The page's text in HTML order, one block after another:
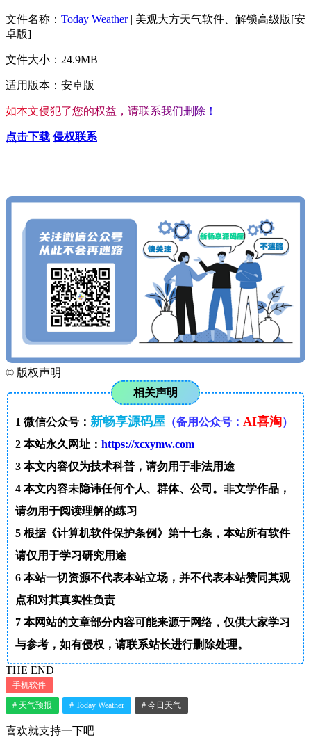
文件名称： Today Weather| 美观大方天气软件、解锁高级版[安
卓版]
文件大小：24.9MB
适用版本：安卓版
如本文侵犯了您的权益 ， 请联系我们删 除 ！
点击下载 侵权联系
© 版权声明
相关声明
1 微信公众号： 新畅享源码屋（备用公众号： AI喜淘）
2本站永久网址： https://xcxymw.com
3本文内容仅为技术科普，请勿用于非法用途
4本文内容未隐讳任何个人、群体、公司。非文学作品，
请勿用于阅读理解的练习
5根据《计算机软件保护条例》第十七条，本站所有软件
请仅用于学习研究用途
6本站一切资源不代表本站立场，并不代表本站赞同其观
点和对其真实性负责
7本网站的文章部分内容可能来源于网络，仅供大家学习
与参考，如有侵权，请联系站长进行删除处理。
THE END
手机软件
# 天气预报 # Today Weather # 今日天气
喜欢就支持一下吧